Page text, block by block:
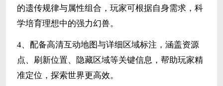
的遗传规律与属性组合，玩家可根据自身需求，科
学培育理想中的强力幻兽。
4、配备高清互动地图与详细区域标注，涵盖资源
点、刷新位置、隐藏区域等关键信息，帮助玩家精
准定位，探索世界更高效。